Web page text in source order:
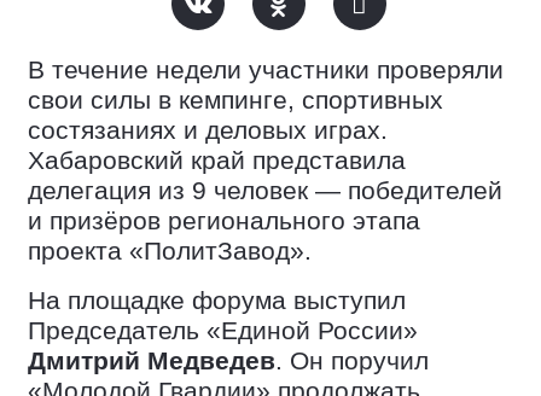
В течение недели участники проверяли
свои силы в кемпинге, спортивных
состязаниях и деловых играх.
Хабаровский край представила
делегация из 9 человек — победителей
и призёров регионального этапа
проекта «ПолитЗавод».
На площадке форума выступил
Председатель «Единой России»
Дмитрий Медведев. Он поручил